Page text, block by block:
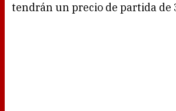
tendrán un precio de partida de